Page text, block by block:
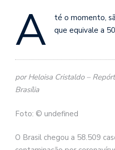
A
té o momento,
que equivale a
por Heloisa Cristaldo –
Brasília
Foto: © undefined
O Brasil chegou a 58.509